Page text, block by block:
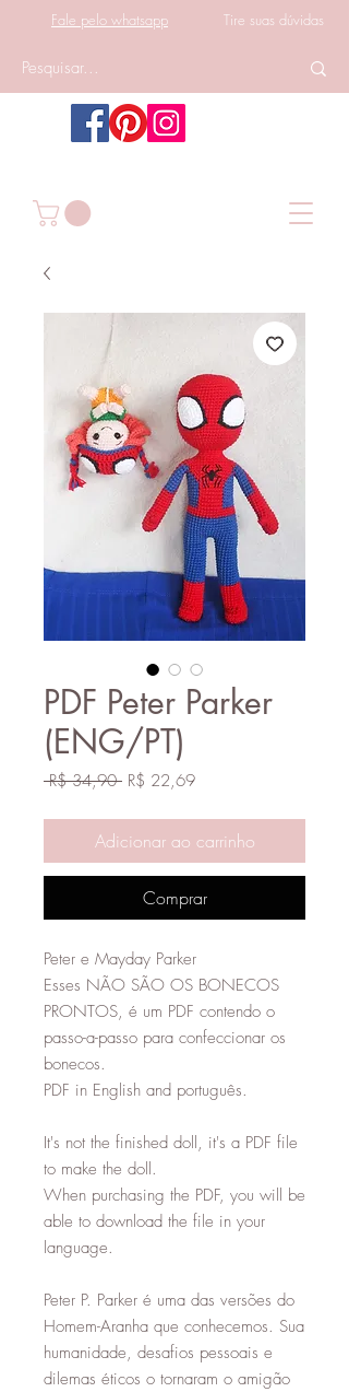
Fale pelo whatsapp Tire suas dúvidas
PDF Peter Parker
(ENG/PT)
R$ 34,90 Preço
R$ 22,69Preço
Adicionar ao carrinho
Comprar
Peter e Mayday Parker
Esses NÃO SÃO OS BONECOS
PRONTOS, é um PDF contendo o
passo-a-passo para confeccionar os
bonecos.
PDF in English and português.
It's not the finished doll, it's a PDF file
to make the doll.
When purchasing the PDF, you will be
able to download the file in your
language.
Peter P. Parker é uma das versões do
Homem-Aranha que conhecemos. Sua
humanidade, desafios pessoais e
dilemas éticos o tornaram o amigão